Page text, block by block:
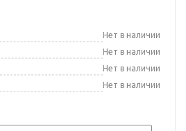
Нет в наличии
Нет в наличии
Нет в наличии
Нет в наличии